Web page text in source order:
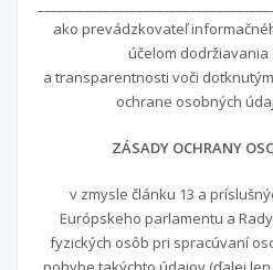
ako prevádzkovateľ
účelom
a transparentnosti voči
ochrane osobných
ZÁSADY OCHRANY
v zmysle článku 13 a
Európskeho parlamentu a
fyzických osôb pri spracúvaní